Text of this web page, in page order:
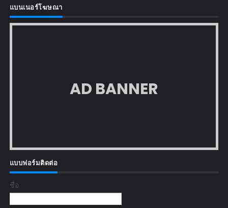
แบนเนอร์โฆษณา
AD BANNER
แบบฟอร์มติดต่อ
ชื่อ